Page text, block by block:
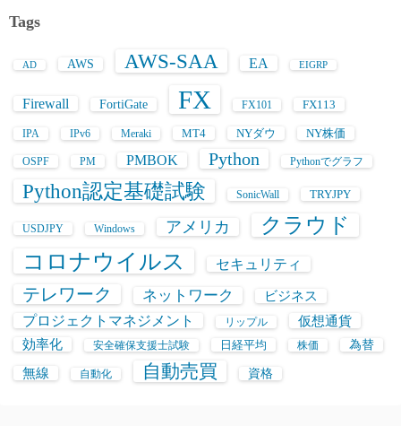
Tags
AD AWS AWS-SAA EA EIGRP
Firewall FortiGate FX FX101 FX113
IPA IPv6 Meraki MT4 NYダウ NY株価
OSPF PM PMBOK Python Pythonでグラフ
Python認定基礎試験 SonicWall TRYJPY
USDJPY Windows アメリカ クラウド
コロナウイルス セキュリティ
テレワーク ネットワーク ビジネス
プロジェクトマネジメント リップル 仮想通貨
効率化 安全確保支援士試験 日経平均 株価 為替
無線 自動化 自動売買 資格